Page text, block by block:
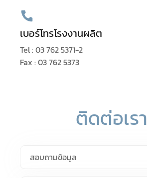
เบอร์โทรโรงงานผลิต
Tel :03 762 5371-2
Fax :03 762 5373
ติดต่อเรา